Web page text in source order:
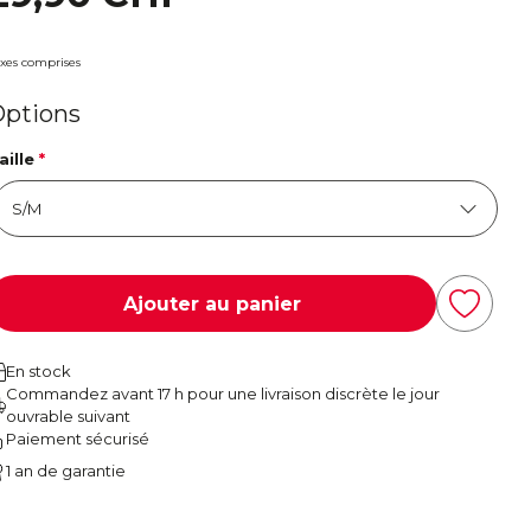
comprises
*
Ajouter au panier
En stock
Commandez avant 17 h pour une livraison discrète le jour
ouvrable suivant
Paiement sécurisé
1 an de garantie